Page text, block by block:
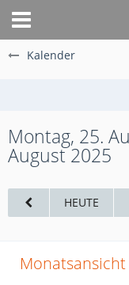
Kalender
Montag, 25.
August 2025
HEUTE
Monatsansicht